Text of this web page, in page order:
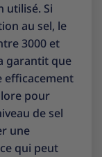
utilisé. Si
au sel, le
3000 et
garantit que
efficacement
pour
de sel
une
qui peut